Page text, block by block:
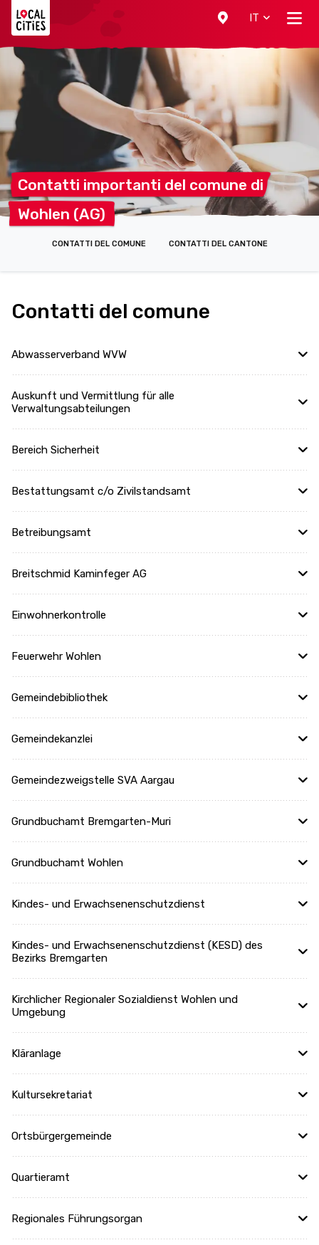
IT
Contatti importanti del comune di
Wohlen (AG)
CONTATTI DEL COMUNE CONTATTI DEL CANTONE
Contatti del comune
Abwasserverband WVW
Auskunft und Vermittlung für alle
Verwaltungsabteilungen
Bereich Sicherheit
Bestattungsamt c/o Zivilstandsamt
Betreibungsamt
Breitschmid Kaminfeger AG
Einwohnerkontrolle
Feuerwehr Wohlen
Gemeindebibliothek
Gemeindekanzlei
Gemeindezweigstelle SVA Aargau
Grundbuchamt Bremgarten-Muri
Grundbuchamt Wohlen
Kindes- und Erwachsenenschutzdienst
Kindes- und Erwachsenenschutzdienst (KESD) des
Bezirks Bremgarten
Kirchlicher Regionaler Sozialdienst Wohlen und
Umgebung
Kläranlage
Kultursekretariat
Ortsbürgergemeinde
Quartieramt
Regionales Führungsorgan